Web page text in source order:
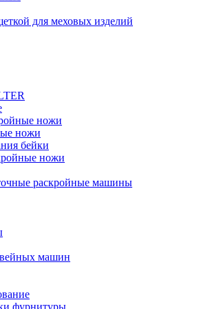
для меховых изделий
ножи
ножи
бейки
ножи
раскройные машины
машин